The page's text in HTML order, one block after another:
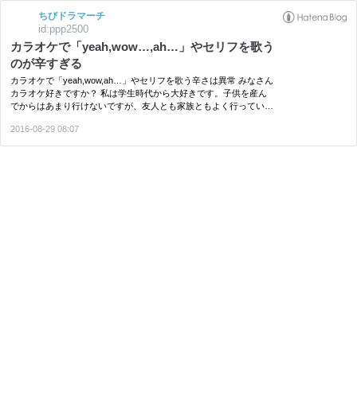
ちびドラマーチ
id:ppp2500
カラオケで「yeah,wow…,ah…」やセリフを歌う
のが辛すぎる
カラオケで「yeah,wow,ah…」やセリフを歌う辛さは異常 みなさん
カラオケ好きですか？ 私は学生時代から大好きです。子供を産ん
でからはあまり行けないですが、友人とも家族ともよく行っていま
っていて未だに解決していない問題があります。 例えば絢香のこ
の…
2016-08-29 08:07